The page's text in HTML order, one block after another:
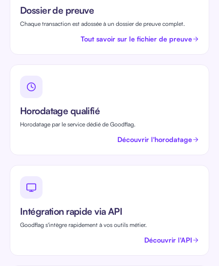
Dossier de preuve
Chaque transaction est adossée à un dossier de preuve complet.
Tout savoir sur le fichier de preuve
Horodatage qualifié
Horodatage par le service dédié de Goodflag.
Découvrir l'horodatage
Intégration rapide via API
Goodflag s'intègre rapidement à vos outils métier.
Découvrir l'API